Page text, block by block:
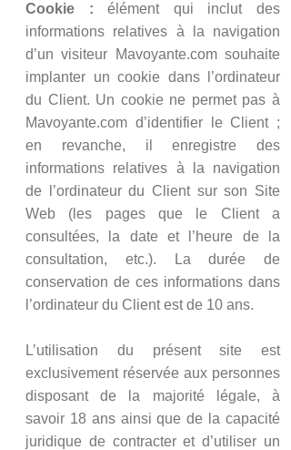
Cookie :élément qui inclut des
informations relatives à la navigation
d’un visiteur Mavoyante.com souhaite
implanter un cookie dans l’ordinateur
du Client. Un cookie ne permet pas à
Mavoyante.com d’identifier le Client ;
en revanche, il enregistre des
informations relatives à la navigation
de l’ordinateur du Client sur son Site
Web (les pages que le Client a
consultées, la date et l’heure de la
consultation, etc.). La durée de
conservation de ces informations dans
l’ordinateur du Client est de 10 ans.
L’utilisation du présent site est
exclusivement réservée aux personnes
disposant de la majorité légale, à
savoir 18 ans ainsi que de la capacité
juridique de contracter et d’utiliser un